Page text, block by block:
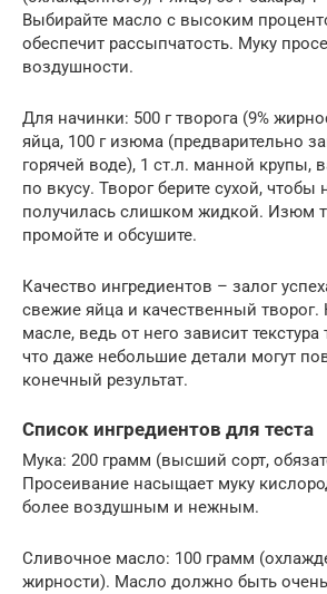
Выбирайте масло с высоким
обеспечит рассыпчатость. Муку
воздушности.
Для начинки: 500 г творога (9%
яйца, 100 г изюма (предварительно
горячей воде), 1 ст.л. манной крупы,
по вкусу. Творог берите сухой, чтобы
получилась слишком жидкой. Изюм
промойте и обсушите.
Качество ингредиентов – залог
свежие яйца и качественный творог.
масле, ведь от него зависит текстура
что даже небольшие детали могут
конечный результат.
Список ингредиентов для теста
Мука: 200 грамм (высший сорт,
Просеивание насыщает муку
более воздушным и нежным.
Сливочное масло: 100 грамм
жирности). Масло должно быть